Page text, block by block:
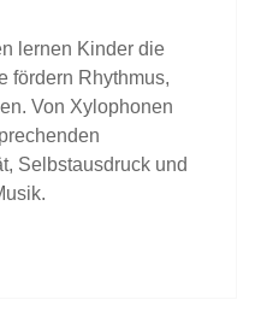
lernen Kinder die
fördern Rhythmus,
Von Xylophonen
Selbstausdruck und